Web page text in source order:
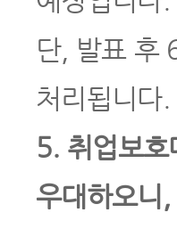
단, 발표 후
처리됩니다.
5. 취업보호
우대하오니 ,